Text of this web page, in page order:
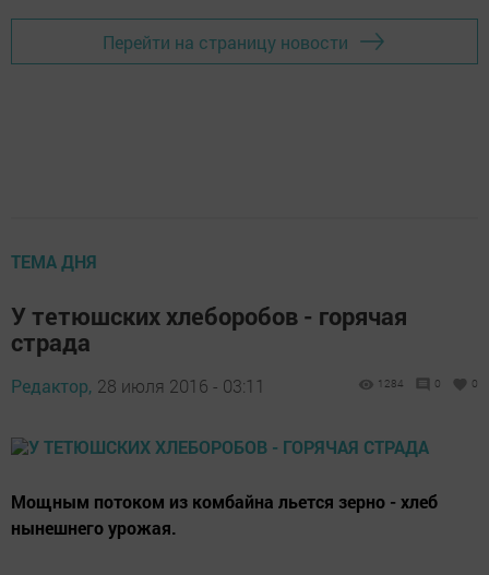
Перейти на страницу новости
ТЕМА ДНЯ
У тетюшских хлеборобов - горячая
страда
Редактор, 28 июля 2016 - 03:11 1284 0 0
Мощным потоком из комбайна льется зерно - хлеб
нынешнего урожая.